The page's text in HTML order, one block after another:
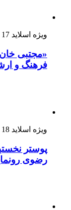
ویژه اسلاید 17 فروردین 1404
«مجتبی
فرهنگ و
ویژه اسلاید 18 بهمن 1403
پوستر
رضوی